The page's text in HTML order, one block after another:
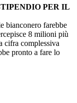
PER IL
bianconero farebbe
8 milioni più
cifra complessiva
pronto a fare lo